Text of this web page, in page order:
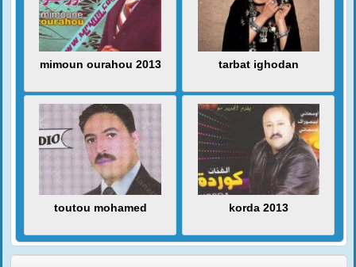
mimoun ourahou 2013 tarbat ighodan
toutou mohamed korda 2013